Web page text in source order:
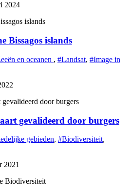
2024
Bissagos islands
en oceanen , #Landsat, #Image in
gevalideerd door burgers
gebieden, #Biodiversiteit,
2021